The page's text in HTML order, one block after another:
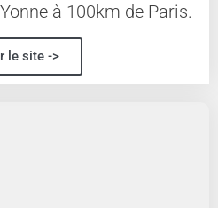
à 100km de Paris.
le site ->